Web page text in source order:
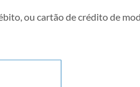
ou cartão de crédito de